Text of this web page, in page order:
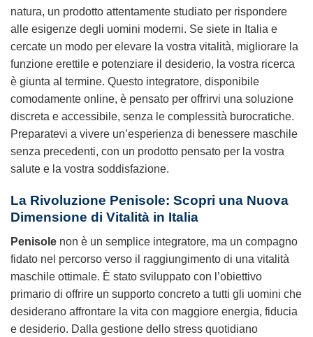
natura, un prodotto attentamente studiato per rispondere
alle esigenze degli uomini moderni. Se siete in Italia e
cercate un modo per elevare la vostra vitalità, migliorare la
funzione erettile e potenziare il desiderio, la vostra ricerca
è giunta al termine. Questo integratore, disponibile
comodamente online, è pensato per offrirvi una soluzione
discreta e accessibile, senza le complessità burocratiche.
Preparatevi a vivere un’esperienza di benessere maschile
senza precedenti, con un prodotto pensato per la vostra
salute e la vostra soddisfazione.
La Rivoluzione Penisole: Scopri una Nuova
Dimensione di Vitalità in Italia
Penisole non è un semplice integratore, ma un compagno
fidato nel percorso verso il raggiungimento di una vitalità
maschile ottimale. È stato sviluppato con l’obiettivo
primario di offrire un supporto concreto a tutti gli uomini che
desiderano affrontare la vita con maggiore energia, fiducia
e desiderio. Dalla gestione dello stress quotidiano